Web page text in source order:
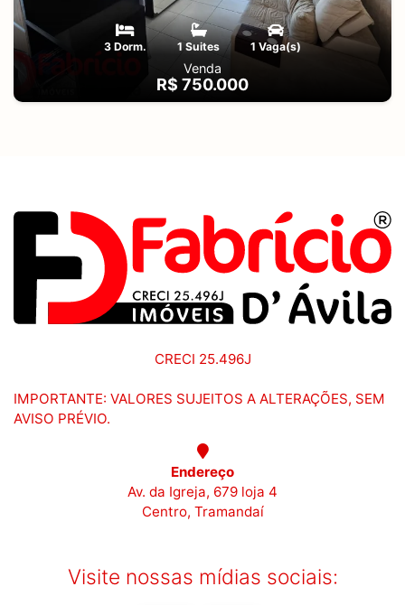
3 Dorm. 1 Suites 1 Vaga(s)
Venda
R$ 750.000
CRECI 25.496J
IMPORTANTE: VALORES SUJEITOS A ALTERAÇÕES, SEM
AVISO PRÉVIO.
Endereço
Av. da Igreja, 679 loja 4
Centro, Tramandaí
Visite nossas mídias sociais: